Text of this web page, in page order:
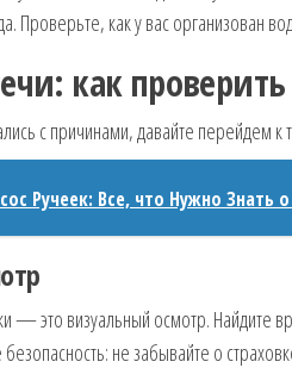
Проверьте, как у вас организован
как проверить
с причинами, давайте перейдем к
Ручеек: Все, что Нужно Знать
— это визуальный осмотр. Найдите
безопасность: не забывайте о